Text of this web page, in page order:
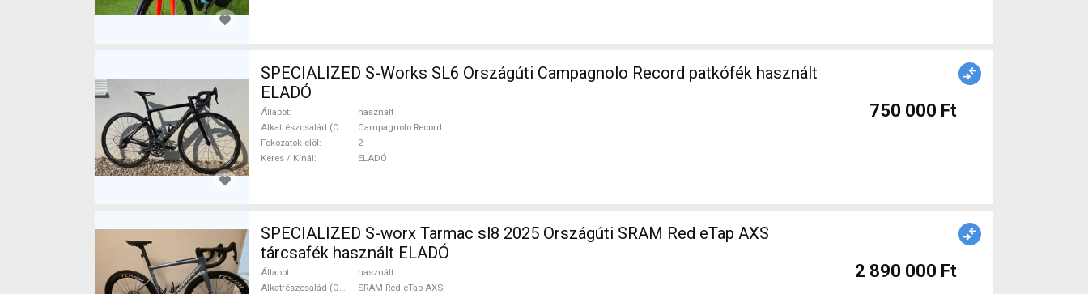
SPECIALIZED S-Works SL6 Országúti Campagnolo Record patkófék használt
ELADÓ
Állapot
használt
Alkatrészcsalád (Outi)
Campagnolo Record
Fokozatok elöl
2
Keres / Kínál
ELADÓ
750 000 Ft
SPECIALIZED S-worx Tarmac sl8 2025 Országúti SRAM Red eTap AXS
tárcsafék használt ELADÓ
Állapot
használt
Alkatrészcsalád (Outi)
SRAM Red eTap AXS
2 890 000 Ft